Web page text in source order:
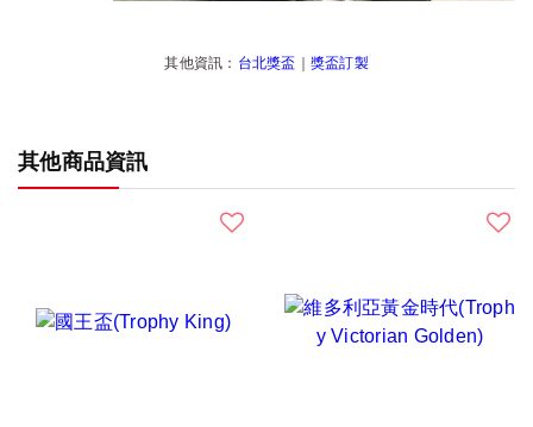
其他資訊： 台北獎盃 獎盃訂製
其他商品資訊